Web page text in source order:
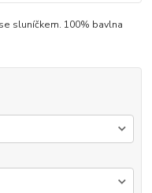
sluníčkem. 100% bavlna